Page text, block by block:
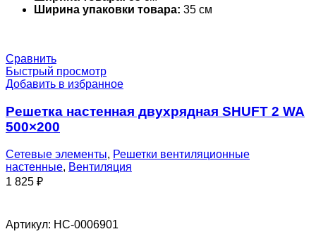
Ширина упаковки товара: 35 см
Сравнить
Быстрый просмотр
Добавить в избранное
Решетка настенная двухрядная SHUFT 2 WA
500×200
Сетевые элементы, Решетки вентиляционные
настенные, Вентиляция
1 825 ₽
Артикул: НС-0006901